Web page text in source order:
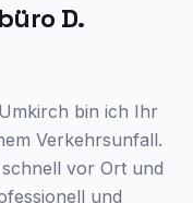
D.
bin ich Ihr
Verkehrsunfall.
vor Ort und
und